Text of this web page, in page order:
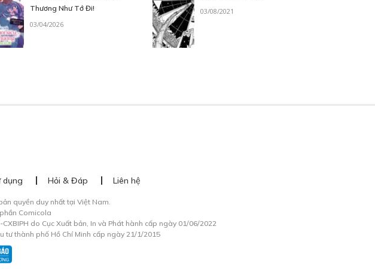
Thương Như Tớ Đi!
03/04/2026
03/08/2021
dụng Hỏi & Đáp Liên hệ
quyền duy nhất tại Việt Nam.
Comicola
do Cục Xuất bản, In và Phát hành cấp ngày 01/06/2022
tư thành phố Hồ Chí Minh cấp ngày 21/1/2015